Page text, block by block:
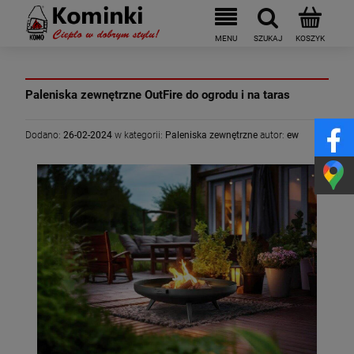
Paleniska zewnętrzne OutFire do ogrodu i na taras
Dodano: 26-02-2024 w kategorii: Paleniska zewnętrzne autor: ew